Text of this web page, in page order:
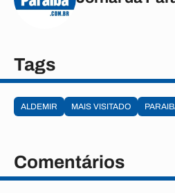
Tags
ALDEMIR MAIS VISITADO
Comentários